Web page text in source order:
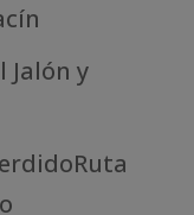
Jalón y